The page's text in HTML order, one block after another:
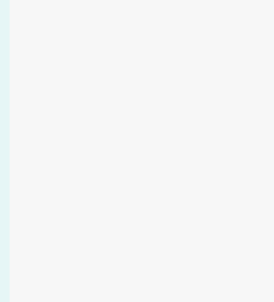
Đông Anh 2026: Từ
Trong bối cảnh Quy